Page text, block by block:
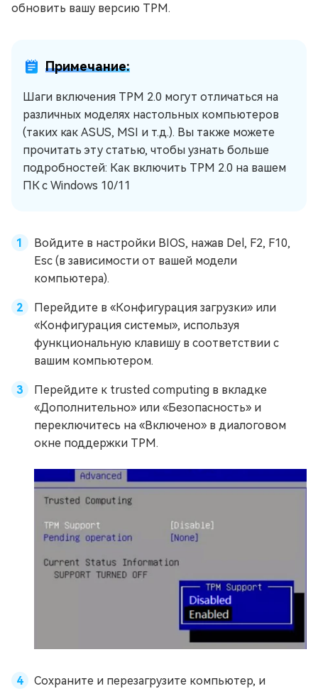
обновить вашу версию TPM.
Примечание:
Шаги включения TPM 2.0 могут отличаться на
различных моделях настольных компьютеров
(таких как ASUS, MSI и т.д.). Вы также можете
прочитать эту статью, чтобы узнать больше
подробностей: Как включить TPM 2.0 на вашем
ПК с Windows 10/11
Войдите в настройки BIOS, нажав Del, F2, F10,
Esc (в зависимости от вашей модели
компьютера).
Перейдите в «Конфигурация загрузки» или
«Конфигурация системы», используя
функциональную клавишу в соответствии с
вашим компьютером.
Перейдите к trusted computing в вкладке
«Дополнительно» или «Безопасность» и
переключитесь на «Включено» в диалоговом
окне поддержки TPM.
Сохраните и перезагрузите компьютер, и